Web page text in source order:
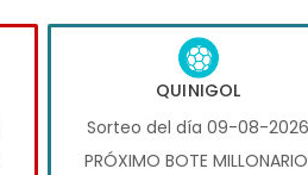
QUINIGOL
Sorteo del día 09-08-2026
PRÓXIMO BOTE